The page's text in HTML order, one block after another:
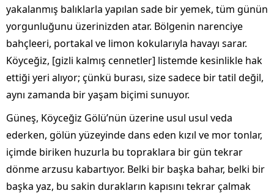
yakalanmış balıklarla yapılan sade bir yemek, tüm günün
yorgunluğunu üzerinizden atar. Bölgenin narenciye
bahçleeri, portakal ve limon kokularıyla havayı sarar.
Köyceğiz, [gizli kalmış cennetler] listemde kesinlikle hak
ettiği yeri alıyor; çünkü burası, size sadece bir tatil değil,
aynı zamanda bir yaşam biçimi sunuyor.
Güneş, Köyceğiz Gölü’nün üzerine usul usul veda
ederken, gölün yüzeyinde dans eden kızıl ve mor tonlar,
içimde biriken huzurla bu topraklara bir gün tekrar
dönme arzusu kabartıyor. Belki bir başka bahar, belki bir
başka yaz, bu sakin durakların kapısını tekrar çalmak